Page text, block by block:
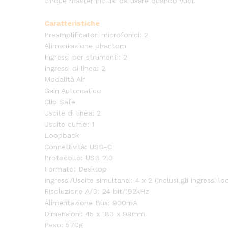
Caratteristiche
Preamplificatori microfonici: 2
Alimentazione phantom
Ingressi per strumenti: 2
Ingressi di linea: 2
Modalità Air
Gain Automatico
Clip Safe
Uscite di linea: 2
Uscite cuffie: 1
Loopback
Connettività: USB-C
Protocollo: USB 2.0
Formato: Desktop
Ingressi/Uscite simultanei: 4 x 2 (inclusi gli ingressi
Risoluzione A/D: 24 bit/192kHz
Alimentazione Bus: 900mA
Dimensioni: 45 x 180 x 99mm
Peso: 570g